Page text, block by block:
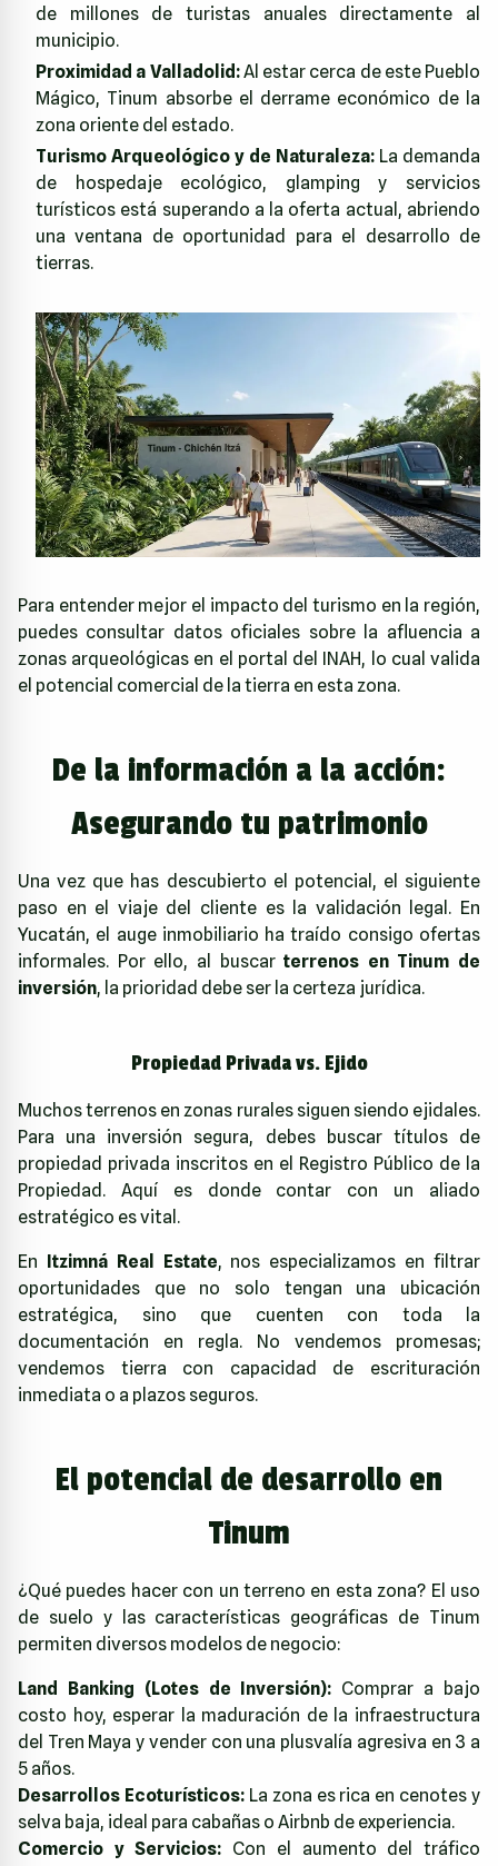
de millones de turistas anuales directamente al
municipio.
Proximidad a Valladolid:Al estar cerca de este Pueblo
Mágico, Tinum absorbe el derrame económico de la
zona oriente del estado.
Turismo Arqueológico y de Naturaleza: La demanda
de hospedaje ecológico, glamping y servicios
turísticos está superando a la oferta actual, abriendo
una ventana de oportunidad para el desarrollo de
tierras.
Para entender mejor el impacto del turismo en la región,
puedes consultar datos oficiales sobre la afluencia a
zonas arqueológicas en el portal del INAH, lo cual valida
el potencial comercial de la tierra en esta zona.
De la información a la acción:
Asegurando tu patrimonio
Una vez que has descubierto el potencial, el siguiente
paso en el viaje del cliente es la validación legal. En
Yucatán, el auge inmobiliario ha traído consigo ofertas
informales. Por ello, al buscarterrenos en Tinum de
inversión, la prioridad debe ser la certeza jurídica.
Propiedad Privada vs. Ejido
Muchos terrenos en zonas rurales siguen siendo ejidales.
Para una inversión segura, debes buscar títulos de
propiedad privada inscritos en el Registro Público de la
Propiedad. Aquí es donde contar con un aliado
estratégico es vital.
En Itzimná Real Estate, nos especializamos en filtrar
oportunidades que no solo tengan una ubicación
estratégica, sino que cuenten con toda la
documentación en regla. No vendemos promesas;
vendemos tierra con capacidad de escrituración
inmediata o a plazos seguros.
El potencial de desarrollo en
Tinum
¿Qué puedes hacer con un terreno en esta zona? El uso
de suelo y las características geográficas de Tinum
permiten diversos modelos de negocio:
Land Banking (Lotes de Inversión): Comprar a bajo
costo hoy, esperar la maduración de la infraestructura
del Tren Maya y vender con una plusvalía agresiva en 3 a
5 años.
Desarrollos Ecoturísticos:La zona es rica en cenotes y
selva baja, ideal para cabañas o Airbnb de experiencia.
Comercio y Servicios: Con el aumento del tráfico